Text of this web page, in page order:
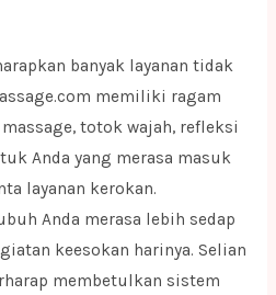
banyak layanan tidak
memiliki ragam
totok wajah, refleksi
Anda yang merasa masuk
layanan kerokan.
Anda merasa lebih sedap
keesokan harinya. Selian
membetulkan sistem